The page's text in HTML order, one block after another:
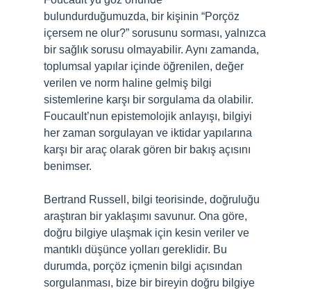
bulundurduğumuzda, bir kişinin “Porçöz
içersem ne olur?” sorusunu sorması, yalnızca
bir sağlık sorusu olmayabilir. Aynı zamanda,
toplumsal yapılar içinde öğrenilen, değer
verilen ve norm haline gelmiş bilgi
sistemlerine karşı bir sorgulama da olabilir.
Foucault’nun epistemolojik anlayışı, bilgiyi
her zaman sorgulayan ve iktidar yapılarına
karşı bir araç olarak gören bir bakış açısını
benimser.
Bertrand Russell, bilgi teorisinde, doğruluğu
araştıran bir yaklaşımı savunur. Ona göre,
doğru bilgiye ulaşmak için kesin veriler ve
mantıklı düşünce yolları gereklidir. Bu
durumda, porçöz içmenin bilgi açısından
sorgulanması, bize bir bireyin doğru bilgiye